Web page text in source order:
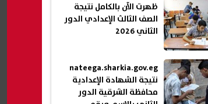
ظهرت الآن بالكامل نتيجة
الصف الثالث الإعدادي الدور
الثاني 2026
nateega.sharkia.gov.eg
نتيجة الشهادة الإعدادية
محافظة الشرقية الدور